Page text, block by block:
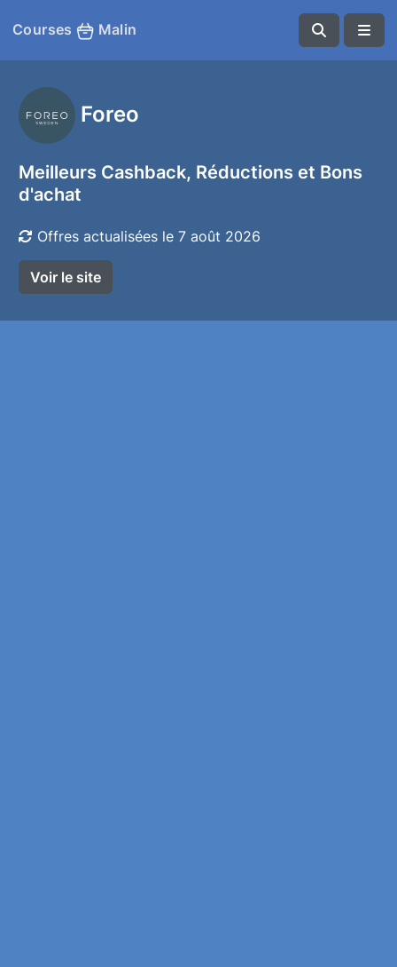
Courses Malin
Foreo
Meilleurs Cashback, Réductions et Bons
d'achat
Offres actualisées le 7 août 2026
Voir le site